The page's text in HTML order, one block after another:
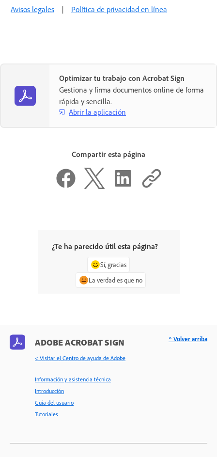
Avisos legales | Política de privacidad en línea
Optimizar tu trabajo con Acrobat Sign
Gestiona y firma documentos online de forma
rápida y sencilla.
Abrir la aplicación
Compartir esta página
¿Te ha parecido útil esta página?
Sí, gracias
La verdad es que no
ADOBE ACROBAT SIGN
< Visitar el Centro de ayuda de Adobe
Información y asistencia técnica
Introducción
Guía del usuario
Tutoriales
^ Volver arriba